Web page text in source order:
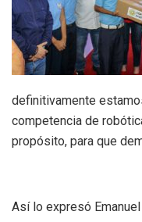
definitivamente
competencia de
propósito, para que
Así lo expresó